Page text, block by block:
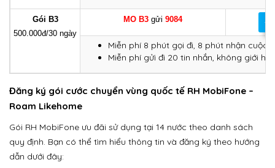
Gói B3
500.000đ/30 ngày
MO B3 gửi 9084
Miễn phí 8 phút gọi đi, 8 phút nhận cuộc
Miễn phí gửi đi 20 tin nhắn, không giới
Đăng ký gói cước chuyển vùng quốc tế RH MobiFone –
Roam Likehome
Gói RH MobiFone ưu đãi sử dụng tại 14 nước theo danh sách
quy định. Bạn có thể tìm hiểu thông tin và đăng ký theo hướng
dẫn dưới đây: